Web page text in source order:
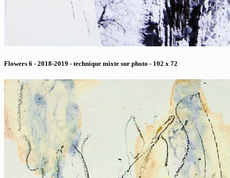
Flowers 6 - 2018-2019 - technique mixte sur photo - 102 x 72